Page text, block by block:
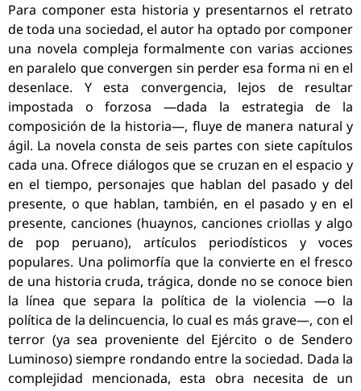
Para componer esta historia y presentarnos el retrato
de toda una sociedad, el autor ha optado por componer
una novela compleja formalmente con varias acciones
en paralelo que convergen sin perder esa forma ni en el
desenlace. Y esta convergencia, lejos de resultar
impostada o forzosa —dada la estrategia de la
composición de la historia—, fluye de manera natural y
ágil. La novela consta de seis partes con siete capítulos
cada una. Ofrece diálogos que se cruzan en el espacio y
en el tiempo, personajes que hablan del pasado y del
presente, o que hablan, también, en el pasado y en el
presente, canciones (huaynos, canciones criollas y algo
de pop peruano), artículos periodísticos y voces
populares. Una polimorfía que la convierte en el fresco
de una historia cruda, trágica, donde no se conoce bien
la línea que separa la política de la violencia —o la
política de la delincuencia, lo cual es más grave—, con el
terror (ya sea proveniente del Ejército o de Sendero
Luminoso) siempre rondando entre la sociedad. Dada la
complejidad mencionada, esta obra necesita de un